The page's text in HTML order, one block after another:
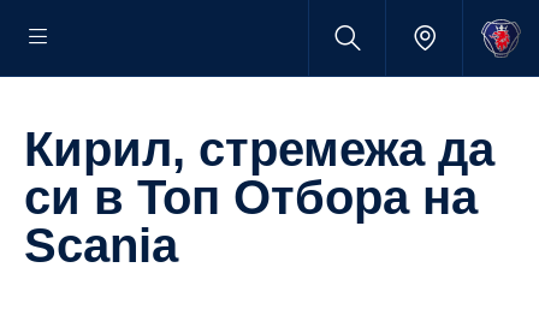
Кирил, стремежа да
си в Топ Отбора на
Scania